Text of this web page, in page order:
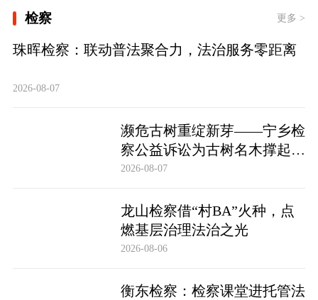
检察 更多 >
珠晖检察：联动普法聚合力，法治服务零距离
2026-08-07
濒危古树重绽新芽——宁乡检
察公益诉讼为古树名木撑起法
治“保护伞”
2026-08-07
龙山检察借“村BA”火种，点
燃基层治理法治之光
2026-08-06
衡东检察：检察课堂进托管法